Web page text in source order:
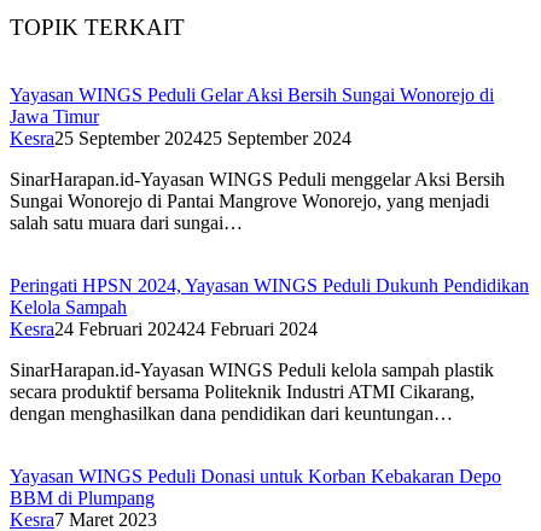
TOPIK TERKAIT
Yayasan WINGS Peduli Gelar Aksi Bersih Sungai Wonorejo di
Jawa Timur
Kesra25 September 202425 September 2024
SinarHarapan.id-Yayasan WINGS Peduli menggelar Aksi Bersih
Sungai Wonorejo di Pantai Mangrove Wonorejo, yang menjadi
salah satu muara dari sungai…
Peringati HPSN 2024, Yayasan WINGS Peduli Dukunh Pendidikan
Kelola Sampah
Kesra24 Februari 202424 Februari 2024
SinarHarapan.id-Yayasan WINGS Peduli kelola sampah plastik
secara produktif bersama Politeknik Industri ATMI Cikarang,
dengan menghasilkan dana pendidikan dari keuntungan…
Yayasan WINGS Peduli Donasi untuk Korban Kebakaran Depo
BBM di Plumpang
Kesra7 Maret 2023